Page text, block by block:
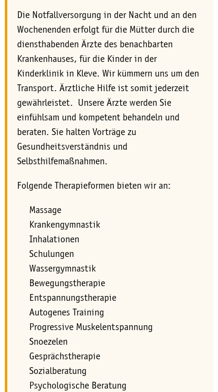
Die Notfallversorgung in der Nacht und an den
Wochenenden erfolgt für die Mütter durch die
diensthabenden Ärzte des benachbarten
Krankenhauses, für die Kinder in der
Kinderklinik in Kleve. Wir kümmern uns um den
Transport. Ärztliche Hilfe ist somit jederzeit
gewährleistet. Unsere Ärzte werden Sie
einfühlsam und kompetent behandeln und
beraten. Sie halten Vorträge zu
Gesundheitsverständnis und
Selbsthilfemaßnahmen.
Folgende Therapieformen bieten wir an:
Massage
Krankengymnastik
Inhalationen
Schulungen
Wassergymnastik
Bewegungstherapie
Entspannungstherapie
Autogenes Training
Progressive Muskelentspannung
Snoezelen
Gesprächstherapie
Sozialberatung
Psychologische Beratung